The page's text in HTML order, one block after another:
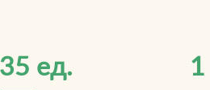
ед.